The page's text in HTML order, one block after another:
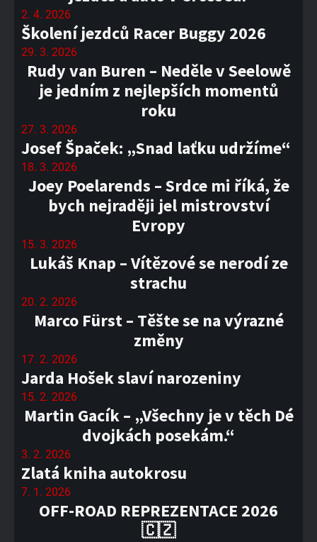
2. 4. 2026
Školení jezdců Racer Buggy 2026
29. 3. 2026
Rudy van Buren – Neděle v Seelowě
je jedním z nejlepších momentů
roku
27. 3. 2026
Josef Špaček: „Snad laťku udržíme“
18. 3. 2026
Joey Poelarends – Srdce mi říká, že
bych nejraději jel mistrovství
Evropy
15. 3. 2026
Lukáš Knap – Vítězové se nerodí ze
strachu
20. 2. 2026
Marco Fürst – Těšte se na výrazné
změny
17. 2. 2026
Jarda Hošek slaví narozeniny
15. 2. 2026
Martin Gacík – „Všechny je v těch Dé
dvojkách posekám.“
3. 2. 2026
Zlatá kniha autokrosu
7. 1. 2026
OFF-ROAD REPREZENTACE 2026
🇨🇿